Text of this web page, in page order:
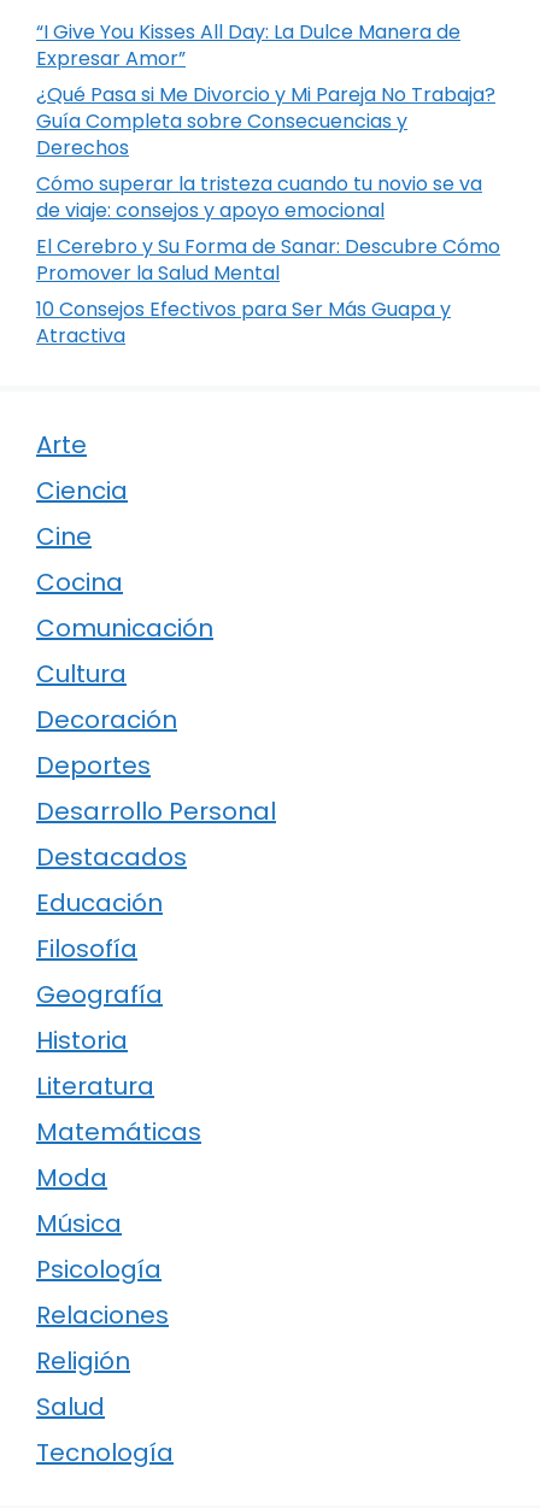
“I Give You Kisses All Day: La Dulce Manera de
Expresar Amor”
¿Qué Pasa si Me Divorcio y Mi Pareja No Trabaja?
Guía Completa sobre Consecuencias y
Derechos
Cómo superar la tristeza cuando tu novio se va
de viaje: consejos y apoyo emocional
El Cerebro y Su Forma de Sanar: Descubre Cómo
Promover la Salud Mental
10 Consejos Efectivos para Ser Más Guapa y
Atractiva
Arte
Ciencia
Cine
Cocina
Comunicación
Cultura
Decoración
Deportes
Desarrollo Personal
Destacados
Educación
Filosofía
Geografía
Historia
Literatura
Matemáticas
Moda
Música
Psicología
Relaciones
Religión
Salud
Tecnología